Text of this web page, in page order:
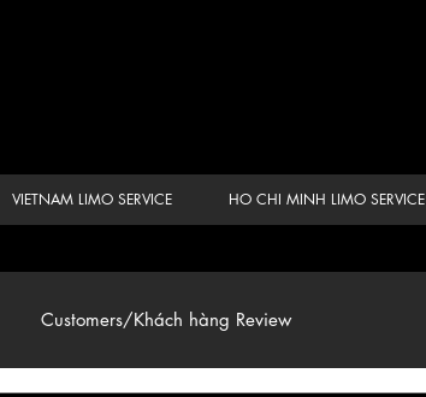
VIETNAM LIMO SERVICE HO CHI MINH LIMO SERVICE
Customers/Khách hàng Review